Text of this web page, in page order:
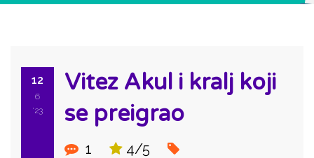
12
6
'23
Vitez Akul i kralj koji
se preigrao
1 4/5